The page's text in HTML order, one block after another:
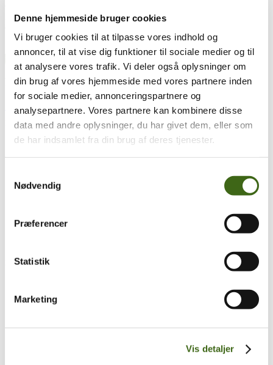
Denne hjemmeside bruger cookies
Vi bruger cookies til at tilpasse vores indhold og
annoncer, til at vise dig funktioner til sociale medier og til
at analysere vores trafik. Vi deler også oplysninger om
din brug af vores hjemmeside med vores partnere inden
for sociale medier, annonceringspartnere og
analysepartnere. Vores partnere kan kombinere disse
data med andre oplysninger, du har givet dem, eller som
de har indsamlet fra din brug af deres tjenester.
Nødvendig
Præferencer
Statistik
Marketing
Vis detaljer
i en smuk dansk skov, så var der alligevel mange buejægere blandt
1. september 2023AfMorten KargoArtikler 3D,DM, skumdyr Læs
Følg os – vi er sociale
Facebook Youtube
KATEGORIER
Artikler(38)
Jagtberetninger
Referater(77)
POPULÆRE VARER
Lærebog